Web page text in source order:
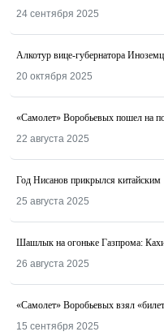
24 сентября 2025
Алкотур вице-губернатора
20 октября 2025
«Самолет» Воробьевых пошел на
22 августа 2025
Год Нисанов прикрылся китайским
25 августа 2025
Шашлык на огоньке Газпрома:
26 августа 2025
«Самолет» Воробьевых взял
15 сентября 2025